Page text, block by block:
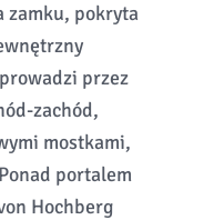
zamku, pokryta
przez
zachód,
mostkami,
portalem
Hochberg